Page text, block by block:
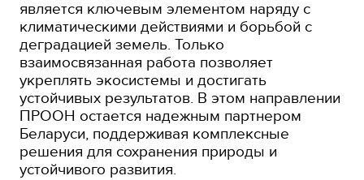
является ключевым элементом наряду с
климатическими действиями и борьбой с
деградацией земель. Только
взаимосвязанная работа позволяет
укреплять экосистемы и достигать
устойчивых результатов. В этом направлении
ПРООН остается надежным партнером
Беларуси, поддерживая комплексные
решения для сохранения природы и
устойчивого развития.